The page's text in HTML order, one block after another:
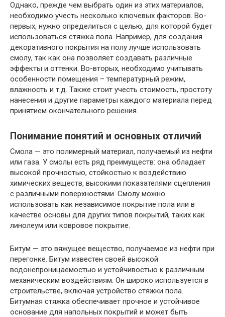
Однако, прежде чем выбрать один из этих материалов,
необходимо учесть несколько ключевых факторов. Во-
первых, нужно определиться с целью, для которой будет
использоваться стяжка пола. Например, для создания
декоративного покрытия на полу лучше использовать
смолу, так как она позволяет создавать различные
эффекты и оттенки. Во-вторых, необходимо учитывать
особенности помещения – температурный режим,
влажность и т.д. Также стоит учесть стоимость, простоту
нанесения и другие параметры каждого материала перед
принятием окончательного решения.
Понимание понятий и основных отличий
Смола — это полимерный материал, получаемый из нефти
или газа. У смолы есть ряд преимуществ: она обладает
высокой прочностью, стойкостью к воздействию
химических веществ, высокими показателями сцепления
с различными поверхностями. Смолу можно
использовать как независимое покрытие пола или в
качестве основы для других типов покрытий, таких как
линолеум или ковровое покрытие.
Битум — это вяжущее вещество, получаемое из нефти при
перегонке. Битум известен своей высокой
водонепроницаемостью и устойчивостью к различным
механическим воздействиям. Он широко используется в
строительстве, включая устройство стяжки пола.
Битумная стяжка обеспечивает прочное и устойчивое
основание для напольных покрытий и может быть